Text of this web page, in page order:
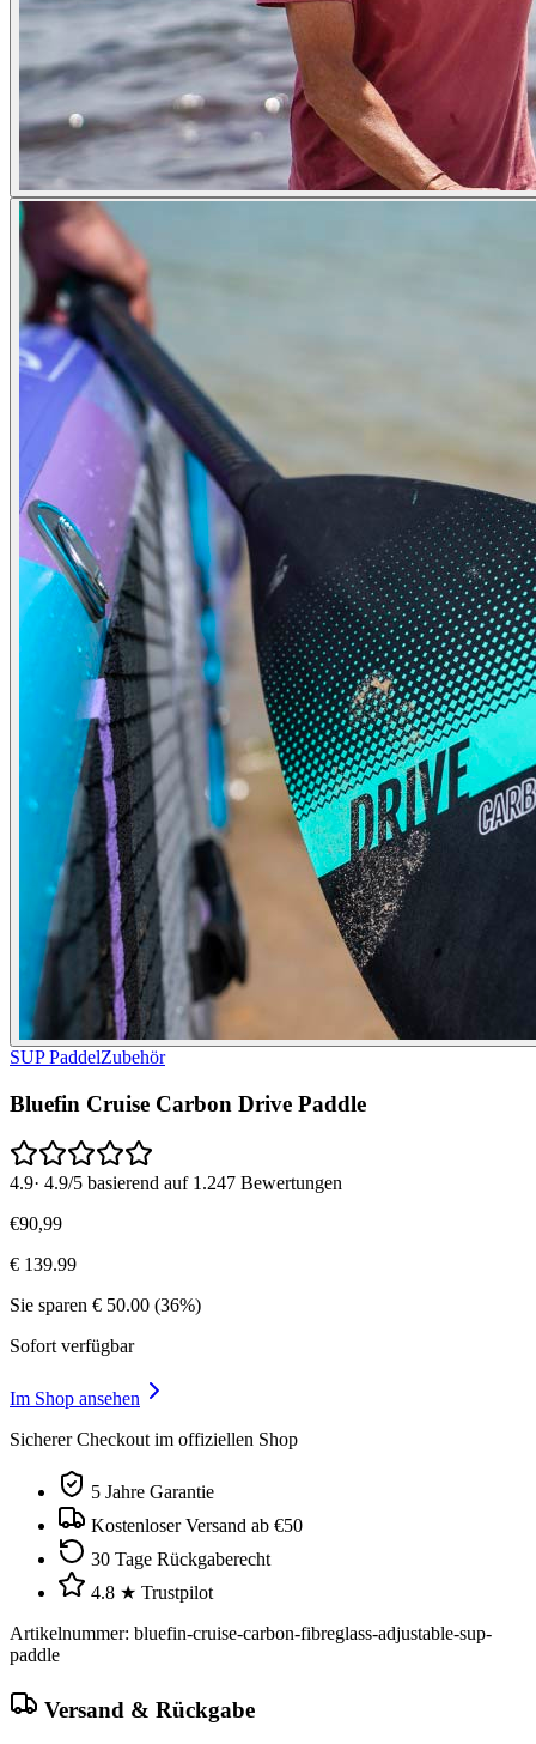
SUP PaddelZubehör
Bluefin Cruise Carbon Drive Paddle
4.9· 4.9/5 basierend auf 1.247 Bewertungen
€90,99
€ 139.99
Sie sparen € 50.00 (36%)
Sofort verfügbar
Im Shop ansehen
Sicherer Checkout im offiziellen Shop
5 Jahre Garantie
Kostenloser Versand ab €50
30 Tage Rückgaberecht
4.8 ★ Trustpilot
Artikelnummer: bluefin-cruise-carbon-fibreglass-adjustable-sup-
paddle
Versand & Rückgabe